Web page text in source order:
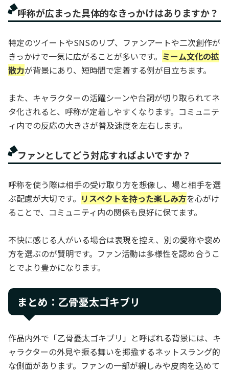
呼称が広まった具体的なきっかけはありますか？
特定のツイートやSNSのリプ、ファンアートや二次創作が
きっかけで一気に広がることが多いです。 ミーム文化の拡
散力が背景にあり、短時間で定着する例が目立ちます。
また、キャラクターの活躍シーンや台詞が切り取られてネ
タ化されると、呼称が定着しやすくなります。コミュニテ
ィ内での反応の大きさが普及速度を左右します。
ファンとしてどう対応すればよいですか？
呼称を使う際は相手の受け取り方を想像し、場と相手を選
ぶ配慮が大切です。 リスペクトを持った楽しみ方を心がけ
ることで、コミュニティ内の関係も良好に保てます。
不快に感じる人がいる場合は表現を控え、別の愛称や褒め
方を選ぶのが賢明です。ファン活動は多様性を認め合うこ
とでより豊かになります。
まとめ：乙骨憂太ゴキブリ
作品内外で「乙骨憂太ゴキブリ」と呼ばれる背景には、キ
ャラクターの外見や振る舞いを揶揄するネットスラング的
な側面があります。ファンの一部が親しみや皮肉を込めて